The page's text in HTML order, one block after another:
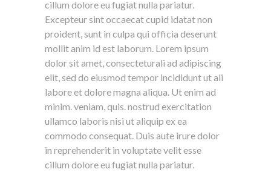
cillum dolore eu fugiat nulla pariatur.
Excepteur sint occaecat cupid idatat non
proident, sunt in culpa qui officia deserunt
mollit anim id est laborum. Lorem ipsum
dolor sit amet, consecteturali ad adipiscing
elit, sed do eiusmod tempor incididunt ut ali
labore et dolore magna aliqua. Ut enim ad
minim. veniam, quis. nostrud exercitation
ullamco laboris nisi ut aliquip ex ea
commodo consequat. Duis aute irure dolor
in reprehenderit in voluptate velit esse
cillum dolore eu fugiat nulla pariatur.